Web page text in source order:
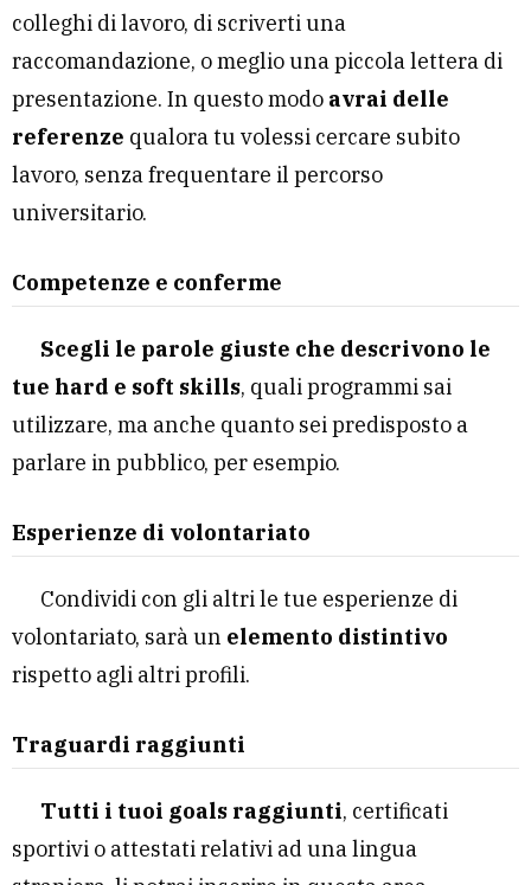
colleghi di lavoro, di scriverti una
raccomandazione, o meglio una piccola lettera di
presentazione. In questo modo avrai delle
referenze qualora tu volessi cercare subito
lavoro, senza frequentare il percorso
universitario.
Competenze e conferme
Scegli le parole giuste che descrivono le
tue hard e soft skills, quali programmi sai
utilizzare, ma anche quanto sei predisposto a
parlare in pubblico, per esempio.
Esperienze di volontariato
Condividi con gli altri le tue esperienze di
volontariato, sarà un elemento distintivo
rispetto agli altri profili.
Traguardi raggiunti
Tutti i tuoi goals raggiunti, certificati
sportivi o attestati relativi ad una lingua